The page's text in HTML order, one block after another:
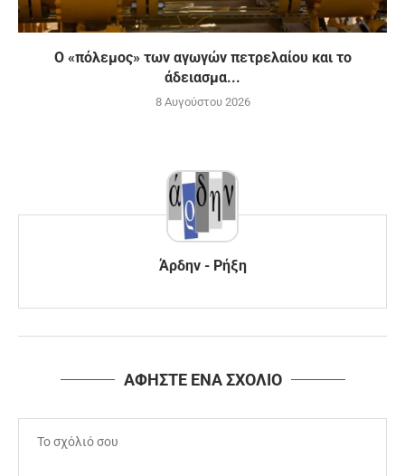
Ο «πόλεμος» των αγωγών πετρελαίου και το
άδειασμα...
8 Αυγούστου 2026
Άρδην - Ρήξη
ΑΦΗΣΤΕ ΕΝΑ ΣΧΟΛΙΟ